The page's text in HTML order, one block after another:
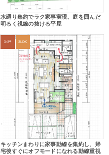
水廻り集約でラク家事実現、庭を囲んだ
明るく視線の抜ける平屋
34坪 3LDK
キッチンまわりに家事動線を集約し、帰
宅後すぐにオフモードになれる動線重視